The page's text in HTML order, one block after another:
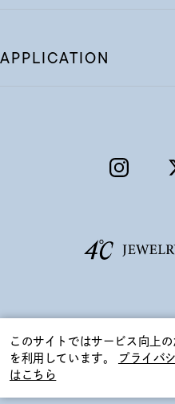
APPLICATION
このサイトではサービス向上
を利用しています。
プライバ
はこちら